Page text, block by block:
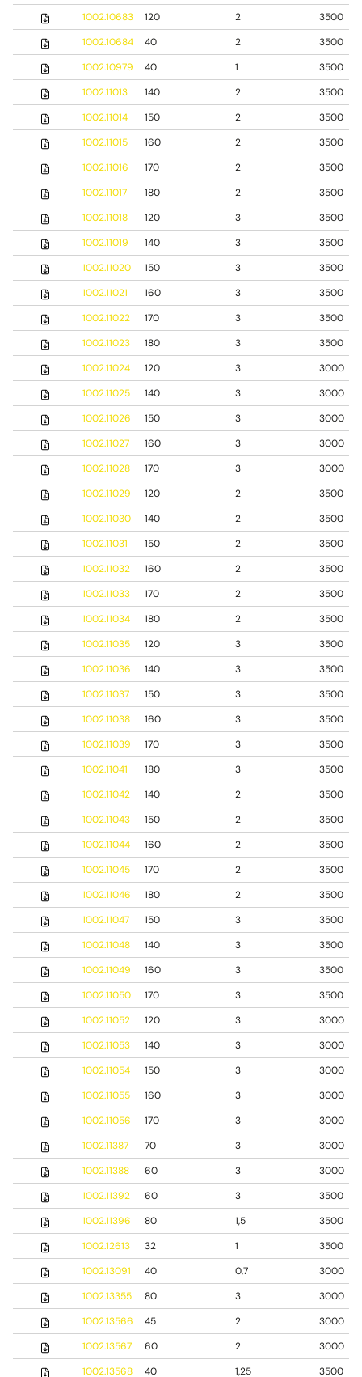
1002.10683
120 2
3500
1002.10684
40 2
3500
1002.10979
40 1
3500
1002.11013
140 2
3500
1002.11014
150 2
3500
1002.11015
160 2
3500
1002.11016
170 2
3500
1002.11017
180 2
3500
1002.11018
120 3
3500
1002.11019
140 3
3500
1002.11020
150 3
3500
1002.11021
160 3
3500
1002.11022
170 3
3500
1002.11023
180 3
3500
1002.11024
120 3
3000
1002.11025
140 3
3000
1002.11026
150 3
3000
1002.11027
160 3
3000
1002.11028
170 3
3000
1002.11029
120 2
3500
1002.11030
140 2
3500
1002.11031
150 2
3500
1002.11032
160 2
3500
1002.11033
170 2
3500
1002.11034
180 2
3500
1002.11035
120 3
3500
1002.11036
140 3
3500
1002.11037
150 3
3500
1002.11038
160 3
3500
1002.11039
170 3
3500
1002.11041
180 3
3500
1002.11042
140 2
3500
1002.11043
150 2
3500
1002.11044
160 2
3500
1002.11045
170 2
3500
1002.11046
180 2
3500
1002.11047
150 3
3500
1002.11048
140 3
3500
1002.11049
160 3
3500
1002.11050
170 3
3500
1002.11052
120 3
3000
1002.11053
140 3
3000
1002.11054
150 3
3000
1002.11055
160 3
3000
1002.11056
170 3
3000
1002.11387
70 3
3000
1002.11388
60 3
3000
1002.11392
60 3
3500
1002.11396
80 1,5
3500
1002.12613
32 1
3500
1002.13091
40 0,7
3000
1002.13355
80 3
3000
1002.13566
45 2
3000
1002.13567
60 2
3000
1002.13568
40 1,25 3500